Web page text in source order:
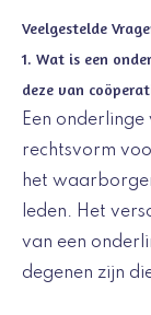
Veelgestelde
1. Wat is een
deze van
Een
rechtsvorm
het
leden. Het
van een
degenen zijn